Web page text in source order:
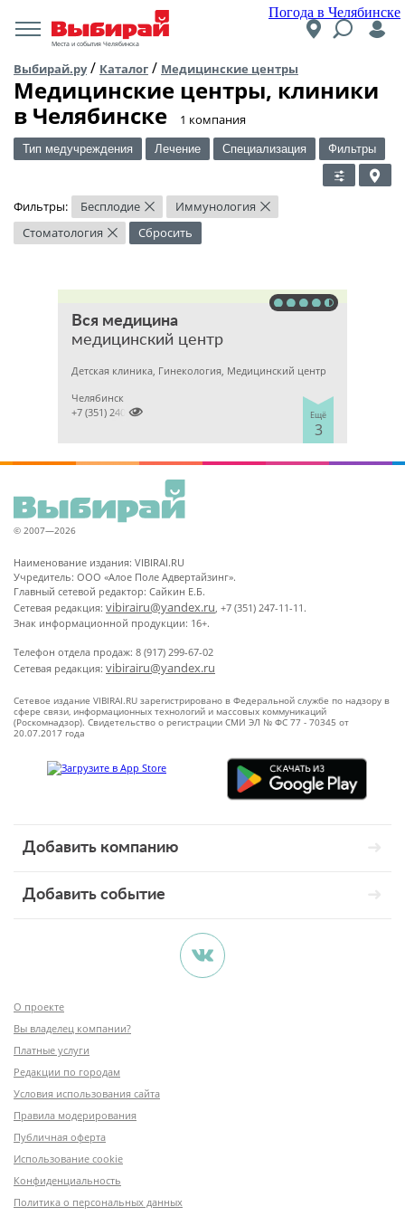
Погода в Челябинске
Места и события Челябинска
Выбирай.ру/ Каталог / Медицинские центры
Медицинские центры, клиники
в Челябинске
​1 компания
Тип медучреждения Лечение Специализация Фильтры
Фильтры: Бесплодие × Иммунология ×
Стоматология × Сбросить
Вся медицина
медицинский центр
Детская клиника, Гинекология, Медицинский центр
Ещё
3
Челябинск

+7 (351) 2400303
© 2007—2026
Наименование издания: VIBIRAI.RU
Учредитель: ООО «Алое Поле Адвертайзинг».
Главный сетевой редактор: Сайкин Е.Б.
Сетевая редакция: vibirairu@yandex.ru, +7 (351) 247-11-11.
Знак информационной продукции: 16+.
Телефон отдела продаж: 8 (917) 299-67-02
Сетевая редакция: vibirairu@yandex.ru
Сетевое издание VIBIRAI.RU зарегистрировано в Федеральной службе по надзору в
сфере связи, информационных технологий и массовых коммуникаций
(Роскомнадзор). Свидетельство о регистрации СМИ ЭЛ № ФС 77 - 70345 от
20.07.2017 года
Добавить компанию
Добавить событие
О проекте
Вы владелец компании?
Платные услуги
Редакции по городам
Условия использования сайта
Правила модерирования
Публичная оферта
Использование cookie
Конфиденциальность
Политика о персональных данных